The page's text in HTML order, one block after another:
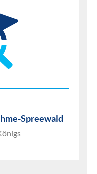
Spreewald